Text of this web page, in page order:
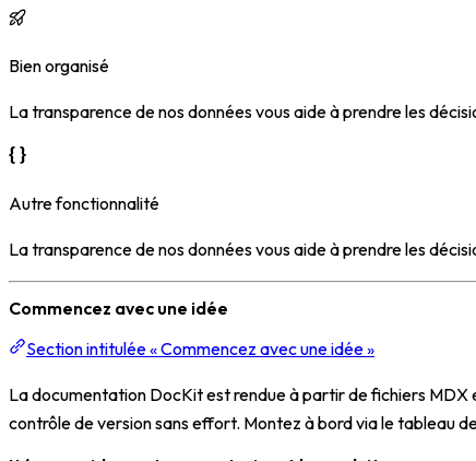
Bien organisé
La transparence de nos données vous aide à prendre les
Autre fonctionnalité
La transparence de nos données vous aide à prendre les
Commencez avec une idée
Section intitulée « Commencez avec une idée »
La documentation DocKit est rendue à partir de fichiers
contrôle de version sans effort. Montez à bord via le tableau